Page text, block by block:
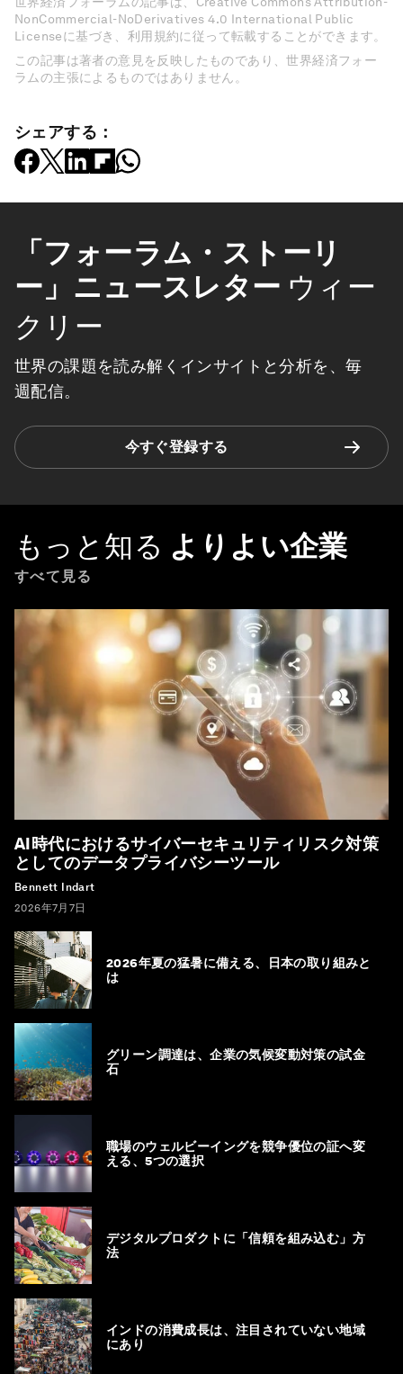
NonCommercial-NoDerivatives 4.0 International Public
Licenseに基づき、利用規約に従って転載することができます。
この記事は著者の意見を反映したものであり、世界経済フォー
ラムの主張によるものではありません。
シェアする：
「フォーラム・ストーリ
ー」ニュースレター ウィー
クリー
世界の課題を読み解くインサイトと分析を、毎
週配信。
今すぐ登録する
もっと知る よりよい企業
すべて見る
AI時代におけるサイバーセキュリティリスク対策
としてのデータプライバシーツール
Bennett Indart
2026年7月7日
2026年夏の猛暑に備える、日本の取り組みと
は
グリーン調達は、企業の気候変動対策の試金
石
職場のウェルビーイングを競争優位の証へ変
える、5つの選択
デジタルプロダクトに「信頼を組み込む」方
法
インドの消費成長は、注目されていない地域
にあり